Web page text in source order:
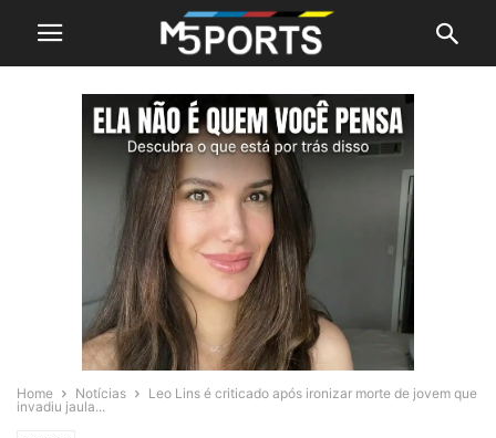
Home Notícias
Leo Lins é criticado após ironizar morte de jovem que
invadiu jaula...